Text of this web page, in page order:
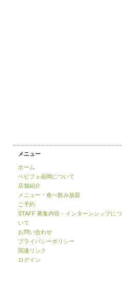
メニュー
ホーム
ベビフェ福岡について
店舗紹介
メニュー・食べ飲み放題
ご予約
STAFF 募集内容・インターンシップにつ
いて
お問い合わせ
プライバシーポリシー
関連リンク
ログイン